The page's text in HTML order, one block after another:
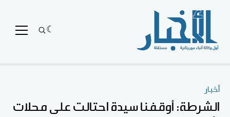
أخبار
الشرطة: أوقفنا سيدة احتالت على محلات